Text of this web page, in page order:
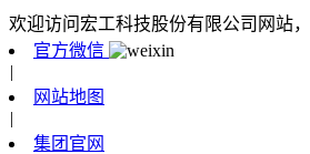
欢迎访问宏工科技股份有限公司网站，
官方微信
|
网站地图
|
集团官网